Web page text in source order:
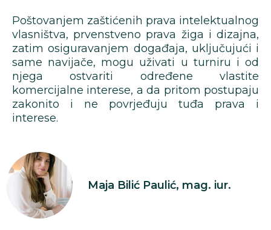
Poštovanjem zaštićenih prava intelektualnog
vlasništva, prvenstveno prava žiga i dizajna,
zatim osiguravanjem događaja, uključujući i
same navijače, mogu uživati u turniru i od
njega ostvariti određene vlastite
komercijalne interese, a da pritom postupaju
zakonito i ne povrjeđuju tuđa prava i
interese.
Maja Bilić Paulić, mag. iur.